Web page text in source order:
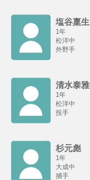
塩谷稟生
1年
松洋中
外野手
清水泰雅
1年
松洋中
投手
杉元彪
1年
大成中
捕手